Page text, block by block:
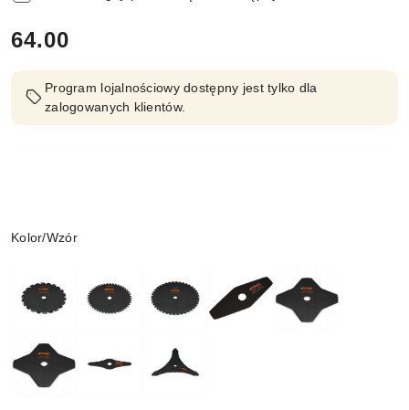
cena:
64.00
Program lojalnościowy dostępny jest tylko dla
zalogowanych klientów.
Wariant
Kolor/Wzór